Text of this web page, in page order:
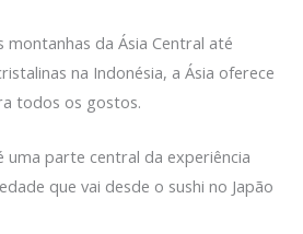
montanhas da Ásia Central até
na Indonésia, a Ásia oferece
todos os gostos.
uma parte central da experiência
que vai desde o sushi no Japão